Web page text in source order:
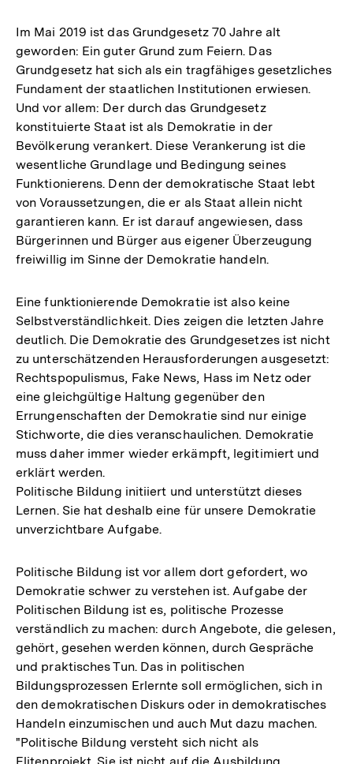
Im Mai 2019 ist das Grundgesetz 70 Jahre alt
geworden: Ein guter Grund zum Feiern. Das
Grundgesetz hat sich als ein tragfähiges gesetzliches
Fundament der staatlichen Institutionen erwiesen.
Und vor allem: Der durch das Grundgesetz
konstituierte Staat ist als Demokratie in der
Bevölkerung verankert. Diese Verankerung ist die
wesentliche Grundlage und Bedingung seines
Funktionierens. Denn der demokratische Staat lebt
von Voraussetzungen, die er als Staat allein nicht
garantieren kann. Er ist darauf angewiesen, dass
Bürgerinnen und Bürger aus eigener Überzeugung
freiwillig im Sinne der Demokratie handeln.
Eine funktionierende Demokratie ist also keine
Selbstverständlichkeit. Dies zeigen die letzten Jahre
deutlich. Die Demokratie des Grundgesetzes ist nicht
zu unterschätzenden Herausforderungen ausgesetzt:
Rechtspopulismus, Fake News, Hass im Netz oder
eine gleichgültige Haltung gegenüber den
Errungenschaften der Demokratie sind nur einige
Stichworte, die dies veranschaulichen. Demokratie
muss daher immer wieder erkämpft, legitimiert und
erklärt werden.
Politische Bildung initiiert und unterstützt dieses
Lernen. Sie hat deshalb eine für unsere Demokratie
unverzichtbare Aufgabe.
Politische Bildung ist vor allem dort gefordert, wo
Demokratie schwer zu verstehen ist. Aufgabe der
Politischen Bildung ist es, politische Prozesse
verständlich zu machen: durch Angebote, die gelesen,
gehört, gesehen werden können, durch Gespräche
und praktisches Tun. Das in politischen
Bildungsprozessen Erlernte soll ermöglichen, sich in
den demokratischen Diskurs oder in demokratisches
Handeln einzumischen und auch Mut dazu machen.
"Politische Bildung versteht sich nicht als
Elitenprojekt. Sie ist nicht auf die Ausbildung